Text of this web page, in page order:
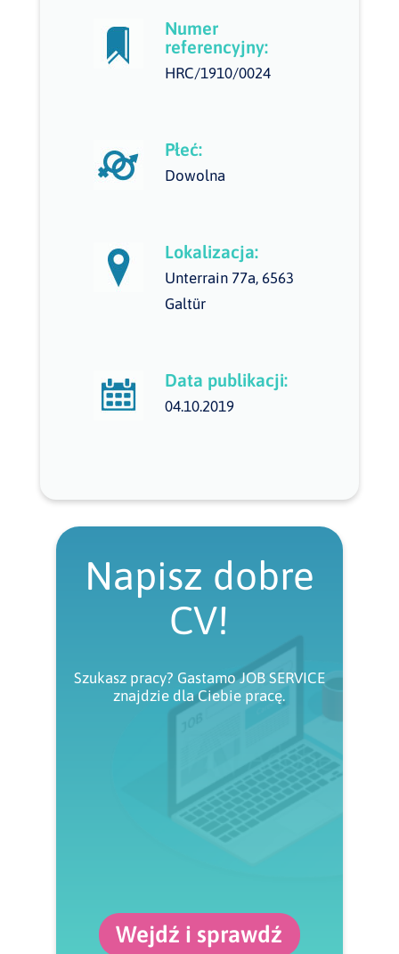
Numer
referencyjny:
HRC/1910/0024
Płeć:
Dowolna
Lokalizacja:
Unterrain 77a, 6563
Galtür
Data publikacji:
04.10.2019
Napisz dobre
CV!
Szukasz pracy? Gastamo JOB SERVICE
znajdzie dla Ciebie pracę.
Wejdź i sprawdź